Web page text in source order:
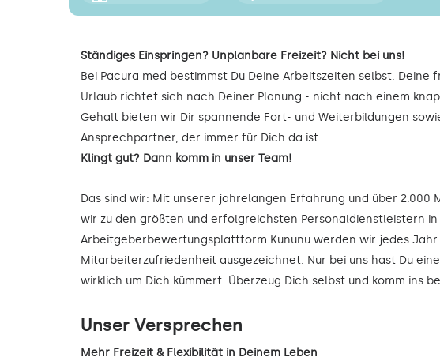
Ständiges Einspringen? Unplanbare Freizeit? Nicht bei uns!
Bei Pacura med bestimmst Du Deine Arbeitszeiten selbst. Deine
Urlaub richtet sich nach Deiner Planung - nicht nach einem
Gehalt bieten wir Dir spannende Fort- und Weiterbildungen
Ansprechpartner, der immer für Dich da ist.
Klingt gut? Dann komm in unser Team!
Das sind wir: Mit unserer jahrelangen Erfahrung und über 2.000
wir zu den größten und erfolgreichsten Personaldienstleistern
Arbeitgeberbewertungsplattform Kununu werden wir jedes Jahr
Mitarbeiterzufriedenheit ausgezeichnet. Nur bei uns hast Du
wirklich um Dich kümmert. Überzeug Dich selbst und komm ins
Unser Versprechen
Mehr Freizeit & Flexibilität in Deinem Leben